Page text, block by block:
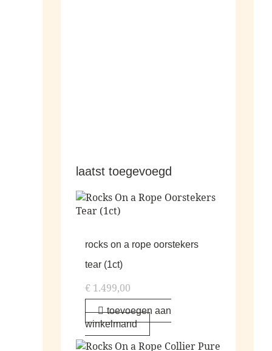
laatst toegevoegd
rocks on a rope oorstekers
tear (1ct)
€ 1.499,00
toevoegen aan
winkelmand